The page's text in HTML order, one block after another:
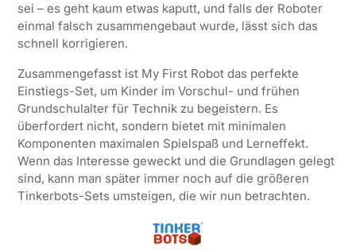
sei – es geht kaum etwas kaputt, und falls der Roboter
einmal falsch zusammengebaut wurde, lässt sich das
schnell korrigieren.
Zusammengefasst ist My First Robot das perfekte
Einstiegs-Set, um Kinder im Vorschul- und frühen
Grundschulalter für Technik zu begeistern. Es
überfordert nicht, sondern bietet mit minimalen
Komponenten maximalen Spielspaß und Lerneffekt.
Wenn das Interesse geweckt und die Grundlagen gelegt
sind, kann man später immer noch auf die größeren
Tinkerbots-Sets umsteigen, die wir nun betrachten.